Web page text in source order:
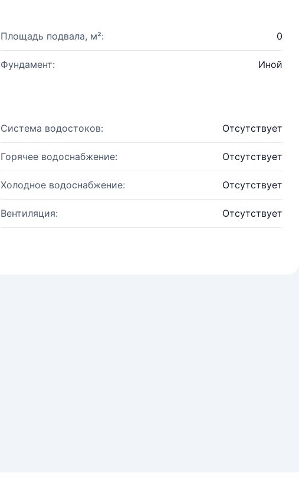
Площадь подвала, м²: 0
Фундамент: Иной
Система водостоков: Отсутствует
Горячее водоснабжение: Отсутствует
Холодное водоснабжение: Отсутствует
Вентиляция: Отсутствует